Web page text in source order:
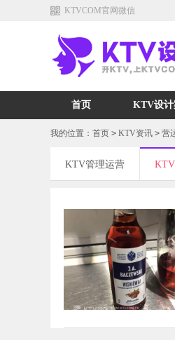
KTVCOM官网微信
首页 KTV设计
我的位置： 首页 > KTV资讯 > 营
KTV管理运营